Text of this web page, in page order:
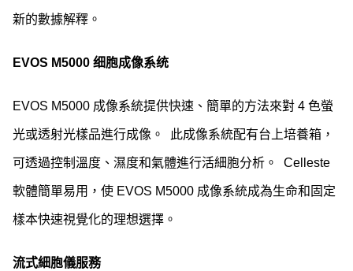
新的數據解釋。
EVOS M5000 细胞成像系统
EVOS M5000 成像系統提供快速、簡單的方法來對 4 色螢
光或透射光樣品進行成像。 此成像系統配有台上培養箱，
可透過控制溫度、濕度和氣體進行活細胞分析。 Celleste
軟體簡單易用，使 EVOS M5000 成像系統成為生命和固定
樣本快速視覺化的理想選擇。
流式細胞儀服務